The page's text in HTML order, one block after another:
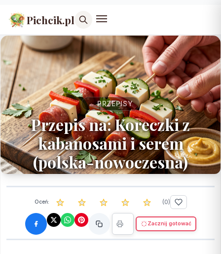
Pichcik.pl
← PRZEPISY
Przepis na: Koreczki z
kabanosami i serem
(polska-nowoczesna)
Oceń: (0)
Zacznij gotować